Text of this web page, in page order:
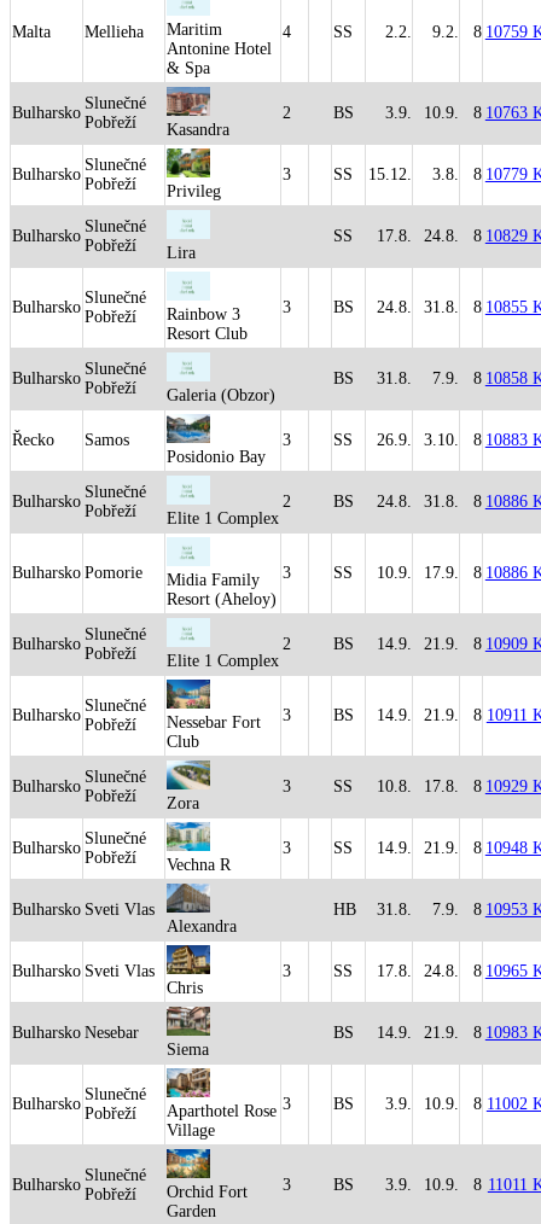
Malta Mellieha
Maritim
Antonine Hotel
& Spa
4 SS 2.2. 9.2. 8 10759
Bulharsko
Slunečné
Pobřeží
Kasandra
2 BS 3.9. 10.9. 8 10763
Bulharsko
Slunečné
Pobřeží
Privileg
3 SS 15.12. 3.8. 8 10779
Bulharsko
Slunečné
Pobřeží
Lira
SS 17.8. 24.8. 8 10829
Bulharsko
Slunečné
Pobřeží
Rainbow 3
Resort Club
3 BS 24.8. 31.8. 8 10855
Bulharsko
Slunečné
Pobřeží
Galeria (Obzor)
BS 31.8. 7.9. 8 10858
Řecko
Samos
Posidonio Bay
3 SS 26.9. 3.10. 8 10883
Bulharsko
Slunečné
Pobřeží
Elite 1 Complex
2 BS 24.8. 31.8. 8 10886
Bulharsko Pomorie
Midia Family
Resort (Aheloy)
3 SS 10.9. 17.9. 8 10886
Bulharsko
Slunečné
Pobřeží
Elite 1 Complex
2 BS 14.9. 21.9. 8 10909
Bulharsko
Slunečné
Pobřeží
Nessebar Fort
Club
3 BS 14.9. 21.9. 8 10911
Bulharsko
Slunečné
Pobřeží
Zora
3 SS 10.8. 17.8. 8 10929
Bulharsko
Slunečné
Pobřeží
Vechna R
3 SS 14.9. 21.9. 8 10948
Bulharsko Sveti Vlas
Alexandra
HB 31.8. 7.9. 8 10953
Bulharsko Sveti Vlas
Chris
3 SS 17.8. 24.8. 8 10965
Bulharsko Nesebar
Siema
BS 14.9. 21.9. 8 10983
Bulharsko
Slunečné
Pobřeží
Aparthotel Rose
Village
3 BS 3.9. 10.9. 8 11002
Bulharsko
Slunečné
Pobřeží
Orchid Fort
Garden
3 BS 3.9. 10.9. 8 11011